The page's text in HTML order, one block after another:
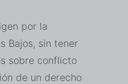
por la
Bajos, sin tener
sobre conflicto
de un derecho